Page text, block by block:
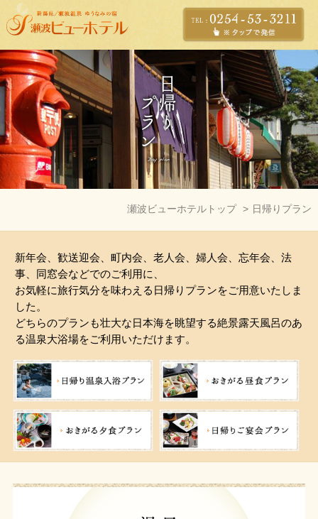
瀬波ビューホテルトップ > 日帰りプラン
新年会、歓送迎会、町内会、老人会、婦人会、忘年会、法
事、同窓会などでのご利用に、
お気軽に旅行気分を味わえる日帰りプランをご用意いたしま
した。
どちらのプランも壮大な日本海を眺望する絶景露天風呂のあ
る温泉大浴場をご利用いただけます。